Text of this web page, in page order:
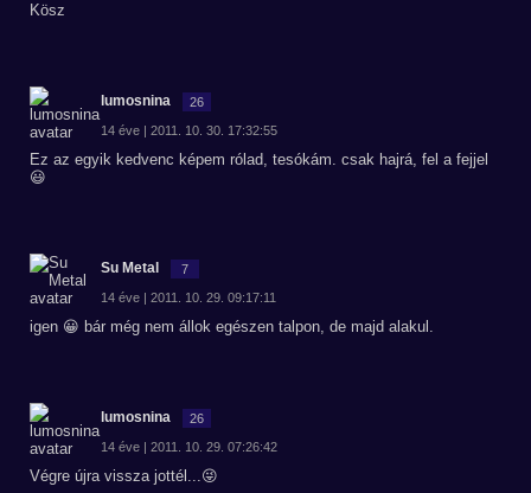
Kösz
lumosnina 26
14 éve | 2011. 10. 30. 17:32:55
Ez az egyik kedvenc képem rólad, tesókám. csak hajrá, fel a fejjel
😃
Su Metal 7
14 éve | 2011. 10. 29. 09:17:11
igen 😀 bár még nem állok egészen talpon, de majd alakul.
lumosnina 26
14 éve | 2011. 10. 29. 07:26:42
Végre újra vissza jottél...😜